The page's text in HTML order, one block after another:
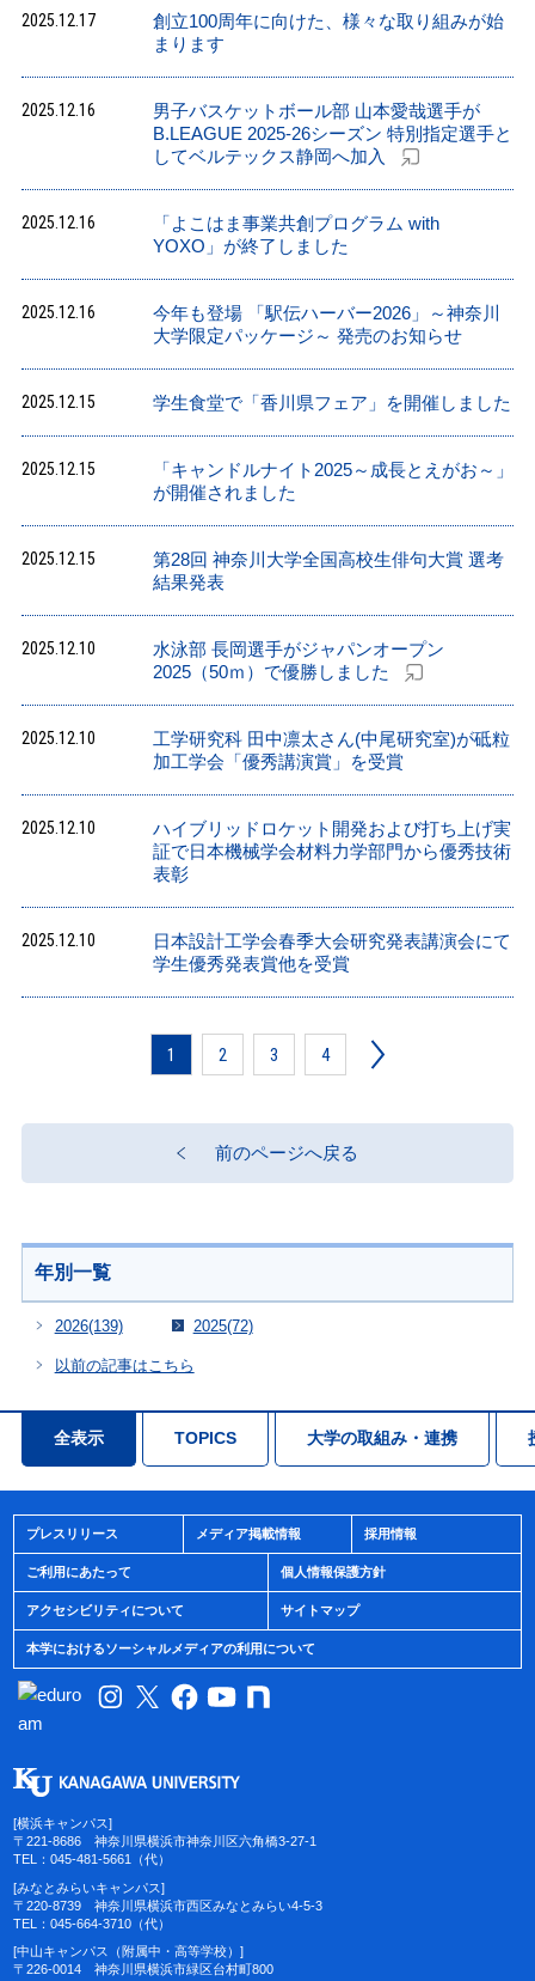
2025.12.17
創立100周年に向けた、様々な取り組みが始
まります
2025.12.16
男子バスケットボール部 山本愛哉選手が
B.LEAGUE 2025-26シーズン 特別指定選手と
してベルテックス静岡へ加入
2025.12.16
「よこはま事業共創プログラム with
YOXO」が終了しました
2025.12.16
今年も登場 「駅伝ハーバー2026」～神奈川
大学限定パッケージ～ 発売のお知らせ
2025.12.15 学生食堂で「香川県フェア」を開催しました
2025.12.15
「キャンドルナイト2025～成長とえがお～」
が開催されました
2025.12.15
第28回 神奈川大学全国高校生俳句大賞 選考
結果発表
2025.12.10
水泳部 長岡選手がジャパンオープン
2025（50ｍ）で優勝しました
2025.12.10
工学研究科 田中凛太さん(中尾研究室)が砥粒
加工学会「優秀講演賞」を受賞
2025.12.10
ハイブリッドロケット開発および打ち上げ実
証で日本機械学会材料力学部門から優秀技術
表彰
2025.12.10
日本設計工学会春季大会研究発表講演会にて
学生優秀発表賞他を受賞
1 2 3 4
前のページへ戻る
年別一覧
2026(139) 2025(72)
以前の記事はこちら
全表示 TOPICS 大学の取組み・連携
プレスリリース メディア掲載情報 採用情報
ご利用にあたって 個人情報保護方針
アクセシビリティについて サイトマップ
本学におけるソーシャルメディアの利用について
[横浜キャンパス]
〒221-8686 神奈川県横浜市神奈川区六角橋3-27-1
TEL：045-481-5661（代）
[みなとみらいキャンパス]
〒220-8739 神奈川県横浜市西区みなとみらい4-5-3
TEL：045-664-3710（代）
[中山キャンパス（附属中・高等学校）]
〒226-0014 神奈川県横浜市緑区台村町800